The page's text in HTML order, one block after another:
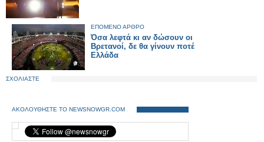
ΕΠΟΜΕΝΟ ΑΡΘΡΟ
Όσα λεφτά κι αν δώσουν οι
Βρετανοί, δε θα γίνουν ποτέ
Ελλάδα
ΣΧΟΛΙΑΣΤΕ
ΑΚΟΛΟΥΘΗΣΤΕ ΤΟ NEWSNOWGR.COM